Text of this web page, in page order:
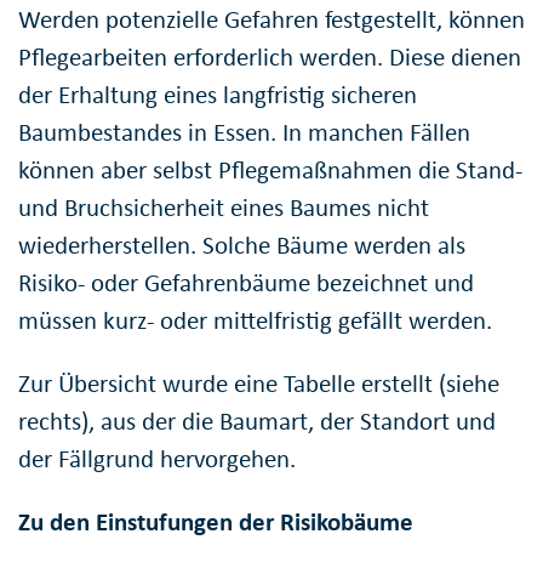
Werden potenzielle Gefahren festgestellt, können
Pflegearbeiten erforderlich werden. Diese dienen
der Erhaltung eines langfristig sicheren
Baumbestandes in Essen. In manchen Fällen
können aber selbst Pflegemaßnahmen die Stand-
und Bruchsicherheit eines Baumes nicht
wiederherstellen. Solche Bäume werden als
Risiko- oder Gefahrenbäume bezeichnet und
müssen kurz- oder mittelfristig gefällt werden.
Zur Übersicht wurde eine Tabelle erstellt (siehe
rechts), aus der die Baumart, der Standort und
der Fällgrund hervorgehen.
Zu den Einstufungen der Risikobäume